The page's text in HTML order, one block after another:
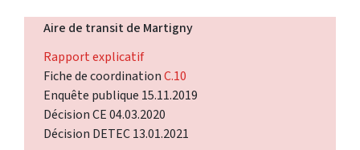
Aire de transit de Martigny
Rapport explicatif
Fiche de coordinationC.10
Enquête publique 15.11.2019
Décision CE 04.03.2020
Décision DETEC 13.01.2021